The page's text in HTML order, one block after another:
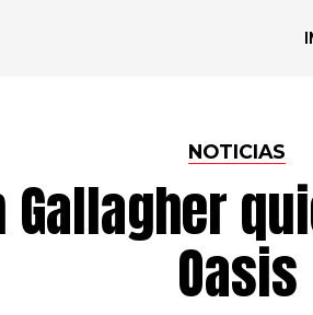
NOTICIAS
Gallagher
Oasis